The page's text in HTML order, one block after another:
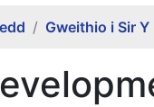
Gweithio i Sir